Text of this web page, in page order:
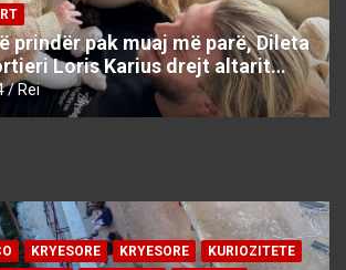
prindër pak muaj më parë, Dileta
Loris Karius drejt altarit…
Rei
KRYESORE KRYESORE
KURIOZITETE